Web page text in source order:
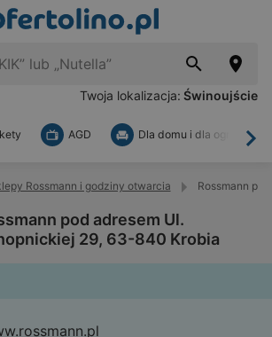
Twoja lokalizacja: Świnoujście
AGD Dla domu i dla ogrodu
Rossmann i godziny otwarcia Rossmann
pod adresem Ul.
29, 63-840 Krobia